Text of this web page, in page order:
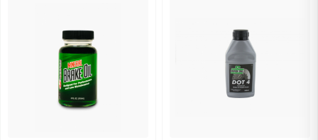
Variatordelar
Vinschar & Tillbehör